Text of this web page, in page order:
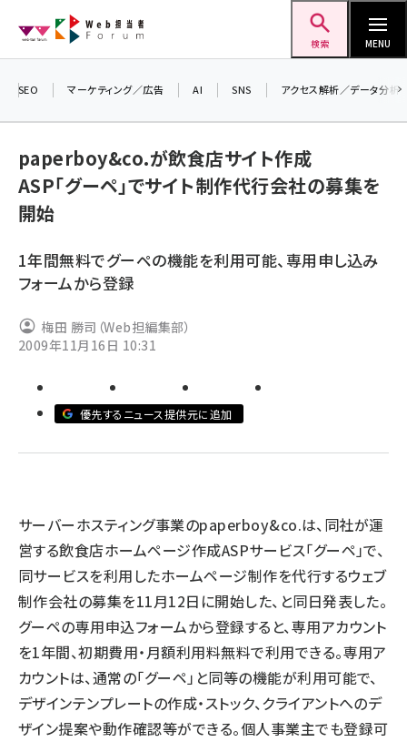
ン
検索 MENU
youtube (2444)
セミナー (2315)
meo (1281)
SEO マーケティング／広告 AI SNS アクセス解析／データ分析
paperboy&co.が飲食店サイト作成
ASP「グーペ」でサイト制作代行会社の募集を
開始
1年間無料でグーペの機能を利用可能、専用申し込み
フォームから登録
梅田 勝司（Web担編集部）
2009年11月16日 10:31
優先するニュース提供元に追加
サーバーホスティング事業のpaperboy&co.は、同社が運
営する飲食店ホームページ作成ASPサービス「グーペ」で、
同サービスを利用したホームページ制作を代行するウェブ
制作会社の募集を11月12日に開始した、と同日発表した。
グーペの専用申込フォームから登録すると、専用アカウント
を1年間、初期費用・月額利用料無料で利用できる。専用ア
カウントは、通常の「グーペ」と同等の機能が利用可能で、
デザインテンプレートの作成・ストック、クライアントへのデ
ザイン提案や動作確認等ができる。個人事業主でも登録可